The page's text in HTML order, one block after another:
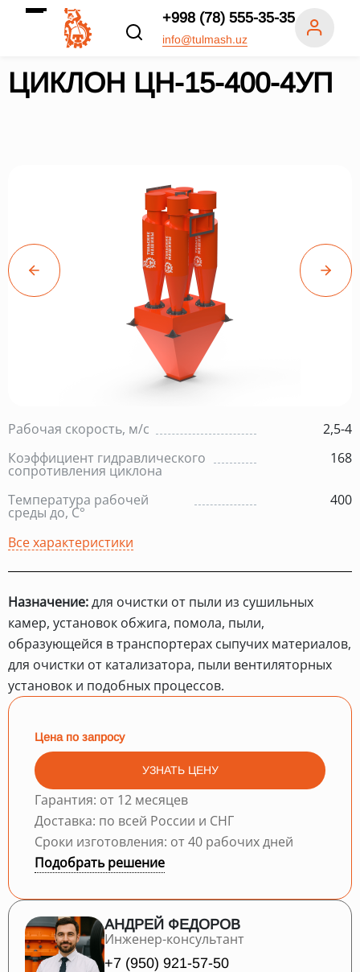
+998 (78) 555-35-35
info@tulmash.uz
ЦИКЛОН ЦН-15-400-4УП
Рабочая скорость, м/с
2,5-4
Коэффициент гидравлического
сопротивления циклона
168
Температура рабочей
среды до, С°
400
Все характеристики
Назначение:для очистки от пыли из сушильных
камер, установок обжига, помола, пыли,
образующейся в транспортерах сыпучих материалов,
для очистки от катализатора, пыли вентиляторных
установок и подобных процессов.
Цена по запросу
УЗНАТЬ ЦЕНУ
Гарантия: от 12 месяцев
Доставка: по всей России и СНГ
Сроки изготовления: от 40 рабочих дней
Подобрать решение
АНДРЕЙ ФЕДОРОВ
Инженер-консультант
+7 (950) 921-57-50